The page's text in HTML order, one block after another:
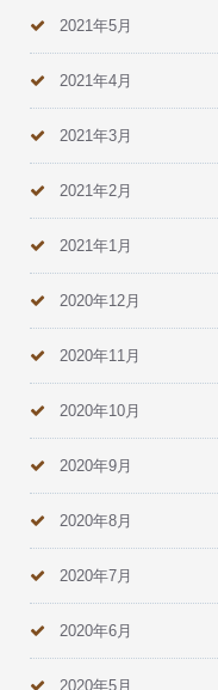
2021年5月
2021年4月
2021年3月
2021年2月
2021年1月
2020年12月
2020年11月
2020年10月
2020年9月
2020年8月
2020年7月
2020年6月
2020年5月